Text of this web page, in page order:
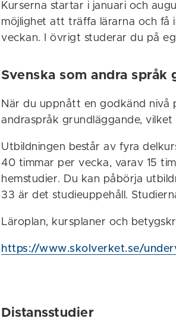
Kurserna startar i januari och
möjlighet att träffa lärarna och få
veckan. I övrigt studerar du på
Svenska som andra språk
När du uppnått en godkänd nivå
andraspråk grundläggande,
Utbildningen består av fyra
40 timmar per vecka, varav 15
hemstudier. Du kan påbörja
33 är det studieuppehåll.
Läroplan, kursplaner och
https://www.skolverket.se/
Distansstudier